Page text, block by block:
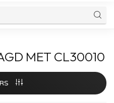
MET CL30010